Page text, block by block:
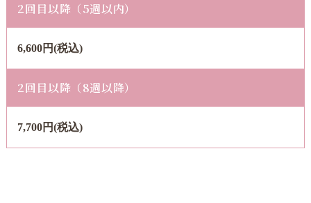
2回目以降（5週以内）
6,600円(税込)
2回目以降（8週以降）
7,700円(税込)